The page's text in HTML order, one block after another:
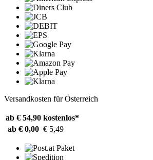
Versandkosten für Österreich
ab € 54,90 kostenlos*
ab € 0,00 € 5,49